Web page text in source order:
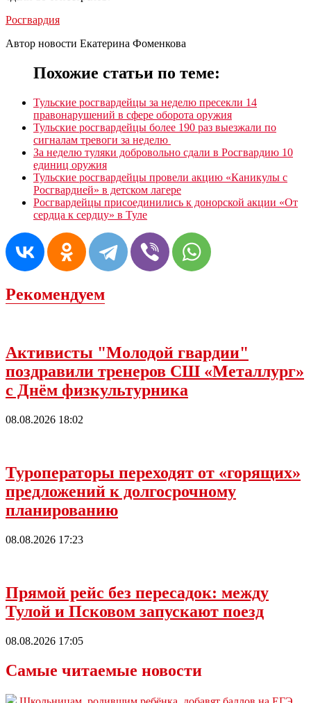
Росгвардия
Автор новости Екатерина Фоменкова
Похожие статьи по теме:
Тульские росгвардейцы за неделю пресекли 14
правонарушений в сфере оборота оружия
Тульские росгвардейцы более 190 раз выезжали по
сигналам тревоги за неделю
За неделю туляки добровольно сдали в Росгвардию 10
единиц оружия
Тульские росгвардейцы провели акцию «Каникулы с
Росгвардией» в детском лагере
Росгвардейцы присоединились к донорской акции «От
сердца к сердцу» в Туле
Рекомендуем
Активисты "Молодой гвардии"
поздравили тренеров СШ «Металлург»
с Днëм физкультурника
08.08.2026 18:02
Туроператоры переходят от «горящих»
предложений к долгосрочному
планированию
08.08.2026 17:23
Прямой рейс без пересадок: между
Тулой и Псковом запускают поезд
08.08.2026 17:05
Самые читаемые новости